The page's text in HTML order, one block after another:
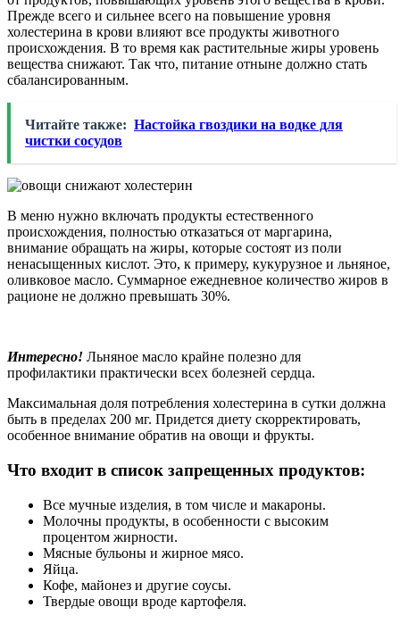
Прежде всего и сильнее всего на повышение уровня
холестерина в крови влияют все продукты животного
происхождения. В то время как растительные жиры уровень
вещества снижают. Так что, питание отныне должно стать
сбалансированным.
Читайте также: Настойка гвоздики на водке для
чистки сосудов
В меню нужно включать продукты естественного
происхождения, полностью отказаться от маргарина,
внимание обращать на жиры, которые состоят из поли
ненасыщенных кислот. Это, к примеру, кукурузное и льняное,
оливковое масло. Суммарное ежедневное количество жиров в
рационе не должно превышать 30%.
Интересно! Льняное масло крайне полезно для
профилактики практически всех болезней сердца.
Максимальная доля потребления холестерина в сутки должна
быть в пределах 200 мг. Придется диету скорректировать,
особенное внимание обратив на овощи и фрукты.
Что входит в список запрещенных продуктов:
Все мучные изделия, в том числе и макароны.
Молочны продукты, в особенности с высоким
процентом жирности.
Мясные бульоны и жирное мясо.
Яйца.
Кофе, майонез и другие соусы.
Твердые овощи вроде картофеля.